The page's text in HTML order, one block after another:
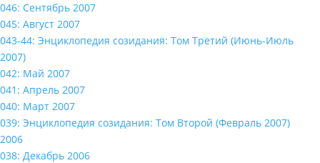
046: Сентябрь 2007
045: Август 2007
043-44: Энциклопедия созидания: Том Третий (Июнь-Июль
2007)
042: Май 2007
041: Апрель 2007
040: Март 2007
039: Энциклопедия созидания: Том Второй (Февраль 2007)
2006
038: Декабрь 2006